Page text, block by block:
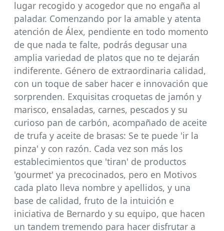
lugar recogido y acogedor que no engaña al
paladar. Comenzando por la amable y atenta
atención de Álex, pendiente en todo momento
de que nada te falte, podrás degusar una
amplia variedad de platos que no te dejarán
indiferente. Género de extraordinaria calidad,
con un toque de saber hacer e innovación que
sorprenden. Exquisitas croquetas de jamón y
marisco, ensaladas, carnes, pescados y su
curioso pan de carbón, acompañado de aceite
de trufa y aceite de brasas: Se te puede 'ir la
pinza' y con razón. Cada vez son más los
establecimientos que 'tiran' de productos
'gourmet' ya precocinados, pero en Motivos
cada plato lleva nombre y apellidos, y una
base de calidad, fruto de la intuición e
iniciativa de Bernardo y su equipo, que hacen
un tandem tremendo para hacer disfrutar a